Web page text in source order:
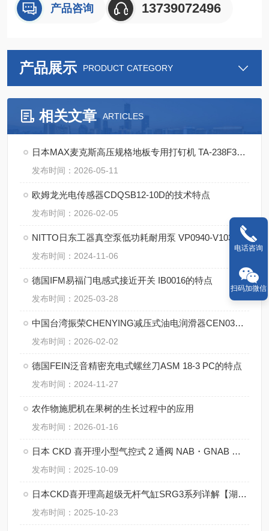
产品咨询 13739072496
产品展示 PRODUCT CATEGORY
相关文章 ARTICLES
日本MAX麦克斯高压规格地板专用打钉机 TA-238F3（D）/4MA的使用方法
发布时间：2026-05-11
欧姆龙光电传感器CDQSB12-10D的技术特点
发布时间：2026-02-05
NITTO日东工器真空泵低功耗耐用泵 VP0940-V1036-P1-2541的特征
发布时间：2024-11-06
德国IFM易福门电感式接近开关 IB0016的特点
发布时间：2025-03-28
中国台湾振荣CHENYING减压式油电润滑器CEN03的特点
发布时间：2026-02-02
德国FEIN泛音精密充电式螺丝刀ASM 18-3 PC的特点
发布时间：2024-11-27
农作物施肥机在果树的生长过程中的应用
发布时间：2026-01-16
日本 CKD 喜开理小型气控式 2 通阀 NAB・GNAB 详解
发布时间：2025-10-09
日本CKD喜开理高超级无杆气缸SRG3系列详解【湖南中村】
发布时间：2025-10-23
电话咨询
扫码加微信